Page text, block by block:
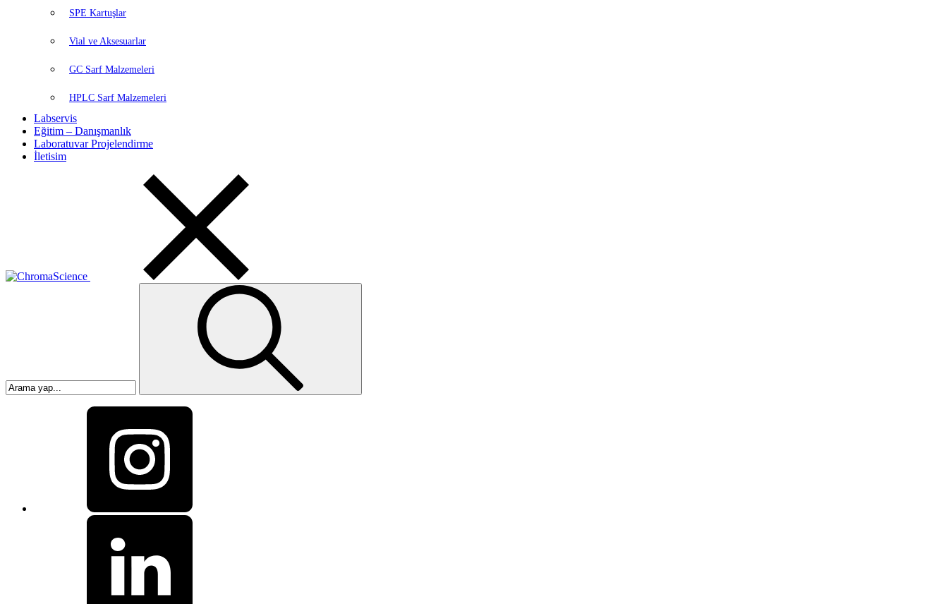
SPE Kartuşlar
Vial ve Aksesuarlar
GC Sarf Malzemeleri
HPLC Sarf Malzemeleri
Labservis
Eğitim – Danışmanlık
Laboratuvar Projelendirme
İletisim